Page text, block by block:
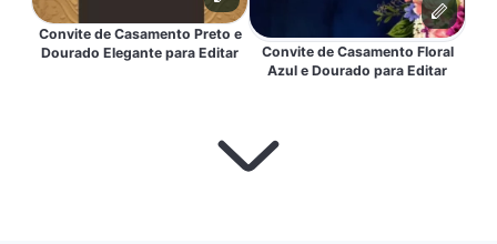
Convite de Casamento Preto e
Dourado Elegante para Editar
Convite de Casamento Floral
Azul e Dourado para Editar